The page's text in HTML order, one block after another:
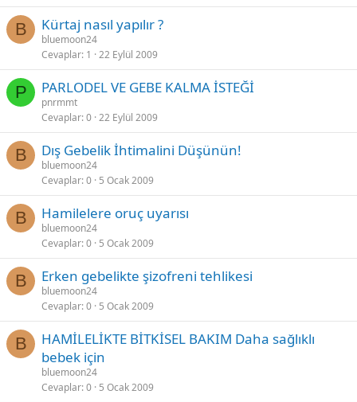
B Kürtaj nasıl yapılır ?
bluemoon24
Cevaplar 1 22 Eylül 2009
P PARLODEL VE GEBE KALMA İSTEĞİ
pnrmmt
Cevaplar 0 22 Eylül 2009
B Dış Gebelik İhtimalini Düşünün!
bluemoon24
Cevaplar 0 5 Ocak 2009
B Hamilelere oruç uyarısı
bluemoon24
Cevaplar 0 5 Ocak 2009
B Erken gebelikte şizofreni tehlikesi
bluemoon24
Cevaplar 0 5 Ocak 2009
B
HAMİLELİKTE BİTKİSEL BAKIM Daha sağlıklı
bebek için
bluemoon24
Cevaplar 0 5 Ocak 2009